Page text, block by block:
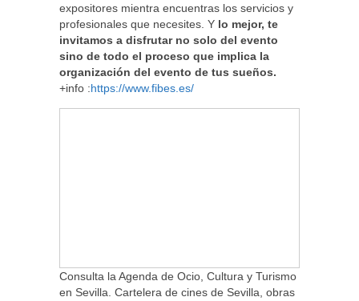
expositores mientra encuentras los servicios y
profesionales que necesites. Y lo mejor, te
invitamos a disfrutar no solo del evento
sino de todo el proceso que implica la
organización del evento de tus sueños.
+info :https://www.fibes.es/
Consulta la Agenda de Ocio, Cultura y Turismo
en Sevilla. Cartelera de cines de Sevilla, obras